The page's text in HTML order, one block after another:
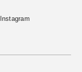
Instagram